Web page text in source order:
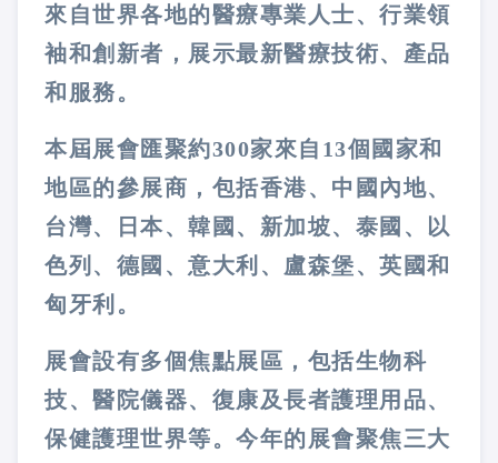
來自世界各地的醫療專業人士、行業領
袖和創新者，展示最新醫療技術、產品
和服務。
本屆展會匯聚約300家來自13個國家和
地區的參展商，包括香港、中國內地、
台灣、日本、韓國、新加坡、泰國、以
色列、德國、意大利、盧森堡、英國和
匈牙利。
展會設有多個焦點展區，包括生物科
技、醫院儀器、復康及長者護理用品、
保健護理世界等。今年的展會聚焦三大